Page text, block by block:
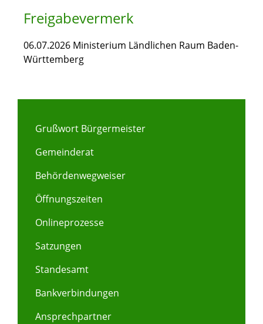
Freigabevermerk
06.07.2026 Ministerium Ländlichen Raum Baden-
Württemberg
Grußwort Bürgermeister
Gemeinderat
Behördenwegweiser
Öffnungszeiten
Onlineprozesse
Satzungen
Standesamt
Bankverbindungen
Ansprechpartner